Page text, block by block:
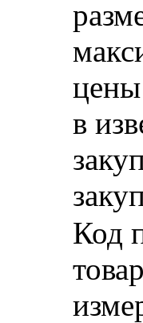
цены
в
Код